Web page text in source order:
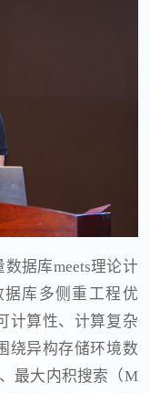
据库meets理论计
库多侧重工程优
计算性、计算复杂
绕异构存储环境数
最大内积搜索（M